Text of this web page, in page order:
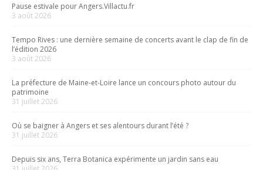
Pause estivale pour Angers.Villactu.fr
3 août 2026
Tempo Rives : une dernière semaine de concerts avant le clap de fin de
l’édition 2026
3 août 2026
La préfecture de Maine-et-Loire lance un concours photo autour du
patrimoine
31 juillet 2026
Où se baigner à Angers et ses alentours durant l’été ?
31 juillet 2026
Depuis six ans, Terra Botanica expérimente un jardin sans eau